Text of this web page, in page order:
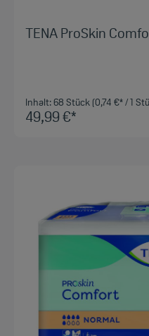
TENA ProSkin
Inhalt:68 Stück (0,74 €* / 1
49,99 €*